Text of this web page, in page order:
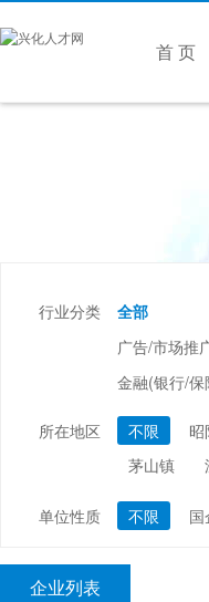
首 页
行业分类 全部
广告/市场推
金融(银行/保
仪器仪表/工
医疗设备/器
政府部门/事
所在地区 不限 昭
茅山镇
单位性质 不限 国
企业列表